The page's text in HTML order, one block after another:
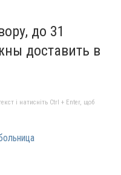
до 31
доставить в
і натисніть Ctrl + Enter, щоб